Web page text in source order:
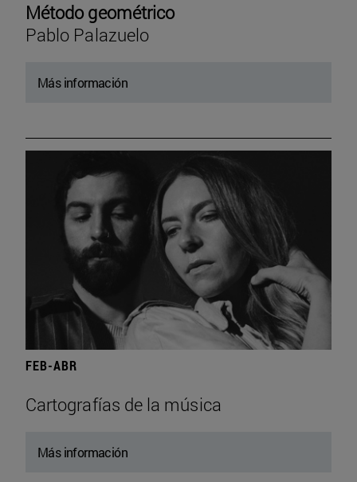
Método geométrico
Pablo Palazuelo
Más información
FEB-ABR
Cartografías de la música
Más información